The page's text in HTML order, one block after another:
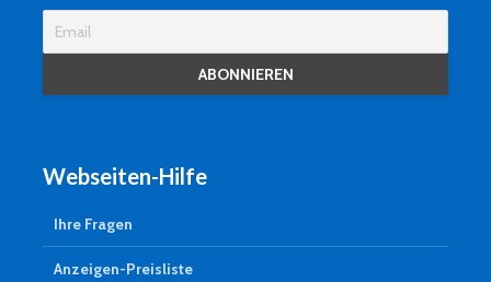
Webseiten-Hilfe
Ihre Fragen
Anzeigen-Preisliste